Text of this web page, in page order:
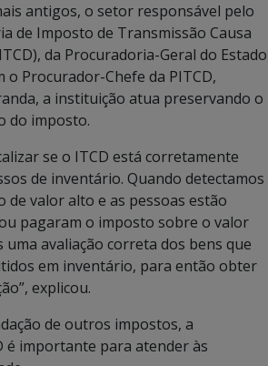
antigos, o setor responsável pelo
de Imposto de Transmissão Causa
da Procuradoria-Geral do Estado
o Procurador-Chefe da PITCD,
a instituição atua preservando o
do imposto.
se o ITCD está corretamente
de inventário. Quando detectamos
de valor alto e as pessoas estão
pagaram o imposto sobre o valor
uma avaliação correta dos bens que
em inventário, para então obter
explicou.
de outros impostos, a
é importante para atender às